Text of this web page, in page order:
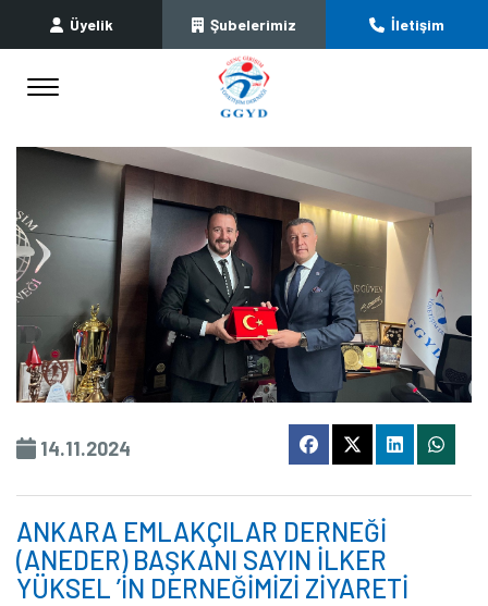
Üyelik Şubelerimiz İletişim
14.11.2024
ANKARA EMLAKÇILAR DERNEĞI
(ANEDER) BAŞKANI SAYIN İLKER
YÜKSEL ’IN DERNEĞIMIZI ZIYARETI